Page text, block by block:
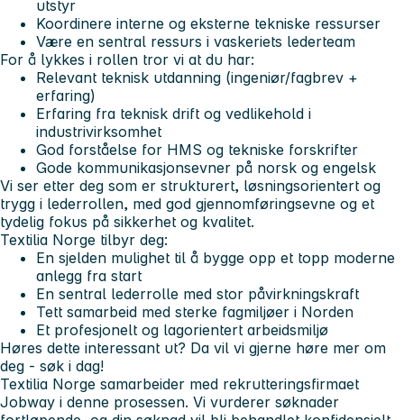
utstyr
Koordinere interne og eksterne tekniske ressurser
Være en sentral ressurs i vaskeriets lederteam
For å lykkes i rollen tror vi at du har:
Relevant teknisk utdanning (ingeniør/fagbrev +
erfaring)
Erfaring fra teknisk drift og vedlikehold i
industrivirksomhet
God forståelse for HMS og tekniske forskrifter
Gode kommunikasjonsevner på norsk og engelsk
Vi ser etter deg som er strukturert, løsningsorientert og
trygg i lederrollen, med god gjennomføringsevne og et
tydelig fokus på sikkerhet og kvalitet.
Textilia Norge tilbyr deg:
En sjelden mulighet til å bygge opp et topp moderne
anlegg fra start
En sentral lederrolle med stor påvirkningskraft
Tett samarbeid med sterke fagmiljøer i Norden
Et profesjonelt og lagorientert arbeidsmiljø
Høres dette interessant ut? Da vil vi gjerne høre mer om
deg - søk i dag!
Textilia Norge samarbeider med rekrutteringsfirmaet
Jobway i denne prosessen. Vi vurderer søknader